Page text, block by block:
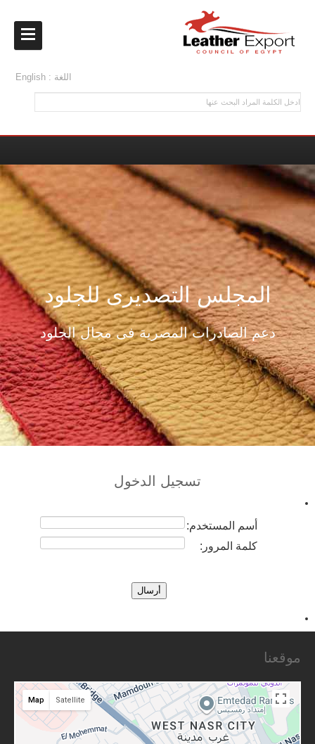
English : اللغة
المجلس التصديرى للجلود
دعم الصادرات المصرية فى مجال الجلود
تسجيل الدخول
أسم المستخدم:
كلمة المرور:
موقعنا
Map Satellite